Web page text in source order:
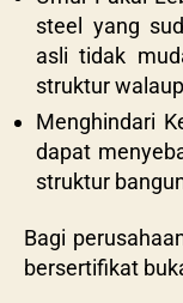
steel yang
asli tidak
struktur
Menghindari
dapat
struktur
Bagi
bersertifikat